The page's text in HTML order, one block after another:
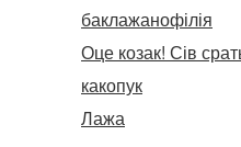
баклажанофілія
Оце козак! Сів
какопук
Лажа